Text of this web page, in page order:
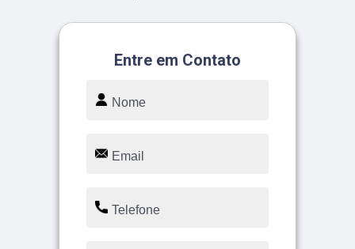
Entre em Contato